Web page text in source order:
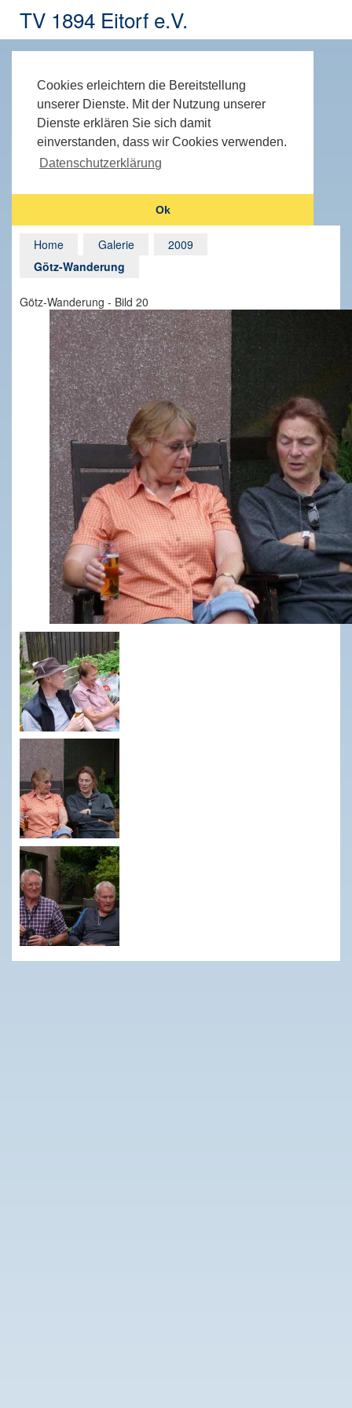
TV 1894 Eitorf e.V.
Cookies erleichtern die Bereitstellung
unserer Dienste. Mit der Nutzung unserer
Dienste erklären Sie sich damit
einverstanden, dass wir Cookies verwenden.
Datenschutzerklärung
Ok
Home Galerie
2009
Götz-Wanderung
Götz-Wanderung - Bild 20